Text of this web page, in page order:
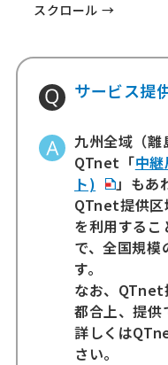
スクロール →
サービス提
九州全域（離
QTnet「中
ト)
」もあ
QTnet提供区
を利用するこ
で、全国規模
す。
なお、QTnet
都合上、提供
詳しくは
さい。